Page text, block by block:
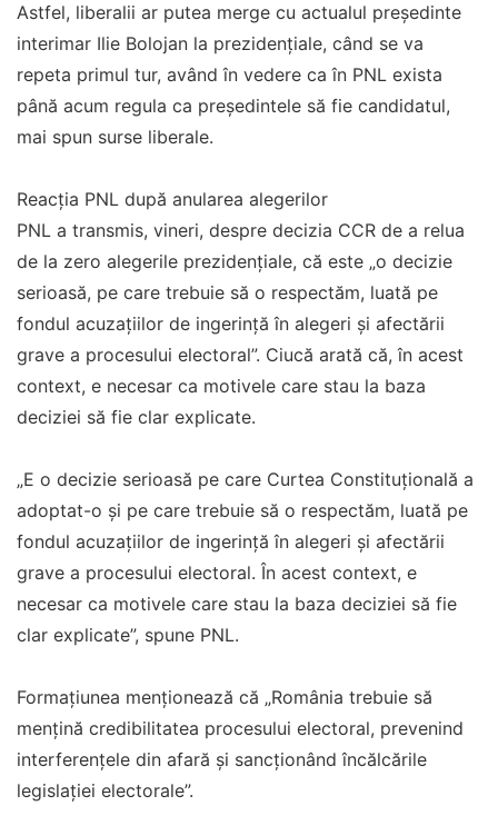
Astfel, liberalii ar putea merge cu actualul președinte
interimar Ilie Bolojan la prezidențiale, când se va
repeta primul tur, având în vedere ca în PNL exista
până acum regula ca președintele să fie candidatul,
mai spun surse liberale.
Reacția PNL după anularea alegerilor
PNL a transmis, vineri, despre decizia CCR de a relua
de la zero alegerile prezidenţiale, că este „o decizie
serioasă, pe care trebuie să o respectăm, luată pe
fondul acuzaţiilor de ingerinţă în alegeri şi afectării
grave a procesului electoral”. Ciucă arată că, în acest
context, e necesar ca motivele care stau la baza
deciziei să fie clar explicate.
„E o decizie serioasă pe care Curtea Constituţională a
adoptat-o şi pe care trebuie să o respectăm, luată pe
fondul acuzaţiilor de ingerinţă în alegeri şi afectării
grave a procesului electoral. În acest context, e
necesar ca motivele care stau la baza deciziei să fie
clar explicate”, spune PNL.
Formaţiunea menţionează că „România trebuie să
menţină credibilitatea procesului electoral, prevenind
interferenţele din afară şi sancţionând încălcările
legislaţiei electorale”.